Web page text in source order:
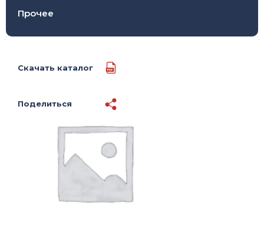
- Кабельные (переносные) вилки и розетки
- Комплектные устройства и тройники
Прочее
Скачать каталог
Поделиться